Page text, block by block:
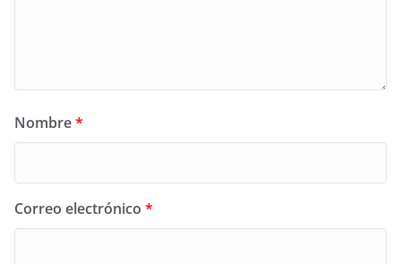
Nombre*
Correo electrónico *